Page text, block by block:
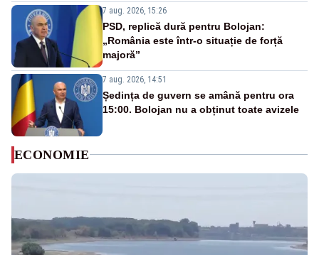
7 aug. 2026, 15:26
PSD, replică dură pentru Bolojan:
„România este într-o situație de forță
majoră”
7 aug. 2026, 14:51
Ședința de guvern se amână pentru ora
15:00. Bolojan nu a obținut toate avizele
ECONOMIE